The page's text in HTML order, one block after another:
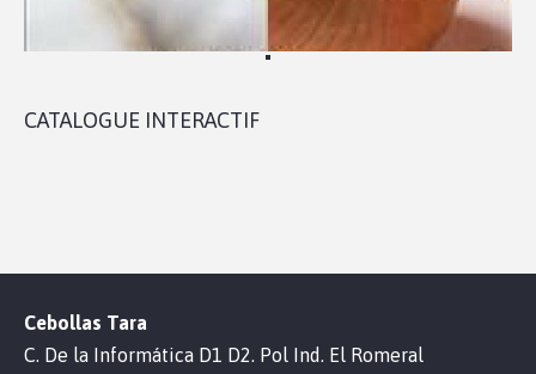
CATALOGUE INTERACTIF
Cebollas Tara
C. De la Informática D1 D2. Pol Ind. El Romeral